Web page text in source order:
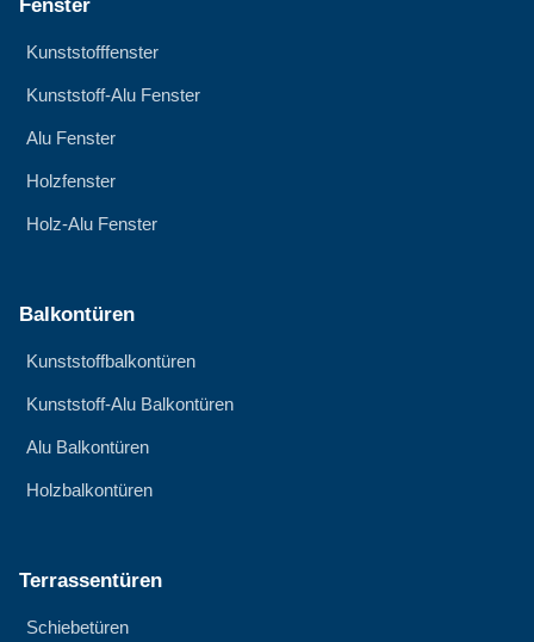
Fenster
Kunststofffenster
Kunststoff-Alu Fenster
Alu Fenster
Holzfenster
Holz-Alu Fenster
Balkontüren
Kunststoffbalkontüren
Kunststoff-Alu Balkontüren
Alu Balkontüren
Holzbalkontüren
Terrassentüren
Schiebetüren